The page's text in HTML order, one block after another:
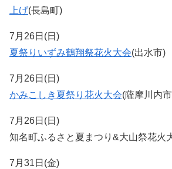
上げ(長島町)
7月26日(日)
夏祭りいずみ鶴翔祭花火大会(出水市)
7月26日(日)
かみこしき夏祭り花火大会(薩摩川内
7月26日(日)
知名町ふるさと夏まつり&大山祭花火
7月31日(金)